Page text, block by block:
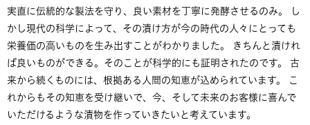
実直に伝統的な製法を守り、良い素材を丁寧に発酵させるのみ。 し
かし現代の科学によって、その漬け方が今の時代の人々にとっても
栄養価の高いものを生み出すことがわかりました。 きちんと漬けれ
ば良いものができる。そのことが科学的にも証明されたのです。 古
来から続くものには、根拠ある人間の知恵が込められています。 こ
れからもその知恵を受け継いで、今、そして未来のお客様に喜んで
いただけるような漬物を作っていきたいと考えています。